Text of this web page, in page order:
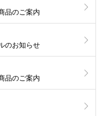
品のご案内
のお知らせ
品のご案内